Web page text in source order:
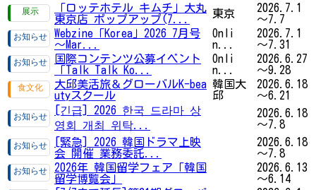
「ロッテホテル キムチ」大丸
東京店 ポップアップ(7...
東京
2026.7.1
～7.7
Webzine「Korea」2026 7月号
～Mar...
Onli
n...
2026.7.1
～7.31
国際コンテンツ公募イベント
「Talk Talk Ko...
Onli
n...
2026.6.27
～9.28
大邱美活旅＆グローバルK-bea
utyスクール
韓国大
邱
2026.6.18
～6.21
[긴급] 2026 한국 드라마 상
영회 개최 위탁...
2026.6.18
～7.8
[緊急] 2026 韓国ドラマ上映
会 開催 業務委託...
2026.6.18
～7.8
2026年 韓国留学フェア「韓国
留学博覧会」
2026.6.13
～6.14